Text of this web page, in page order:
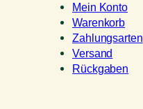
Mein Konto
Warenkorb
Zahlungsarten
Versand
Rückgaben